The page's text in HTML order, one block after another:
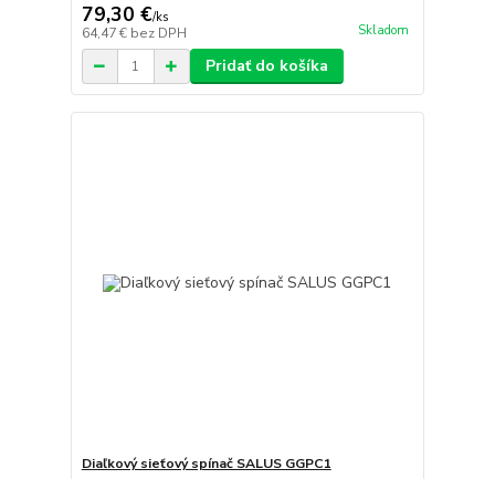
79,30 €/ks
64,47 € bez DPH Skladom
Pridať do košíka
Diaľkový sieťový spínač SALUS GGPC1